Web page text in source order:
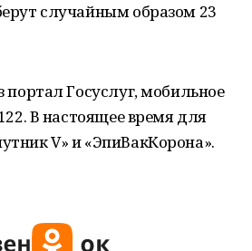
случайным образом 23
Госуслуг, мобильное
В настоящее время для
V» и «ЭпиВакКорона».